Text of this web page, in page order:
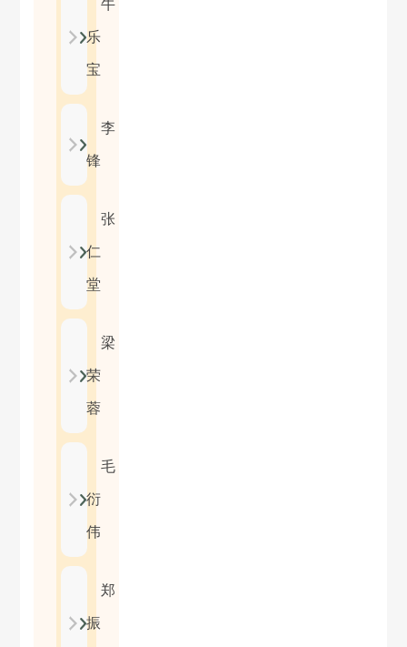
牛
乐
宝
李
锋
张
仁
堂
梁
荣
蓉
毛
衍
伟
郑
振